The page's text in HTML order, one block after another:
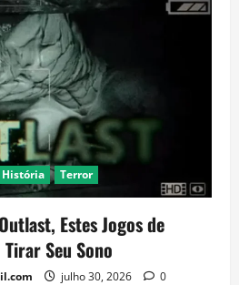
História Terror
Estes Jogos de
Seu Sono
julho 30, 2026 0